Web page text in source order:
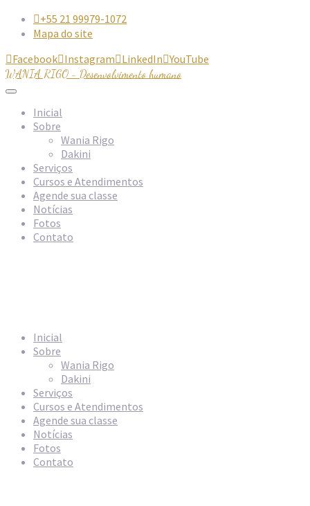
+55 21 99979-1072
Mapa do site
FacebookInstagramLinkedInYouTube
WANIA RIGO - Desenvolvimento humano
Inicial
Sobre
Wania Rigo
Dakini
Serviços
Cursos e Atendimentos
Agende sua classe
Notícias
Fotos
Contato
Inicial
Sobre
Wania Rigo
Dakini
Serviços
Cursos e Atendimentos
Agende sua classe
Notícias
Fotos
Contato